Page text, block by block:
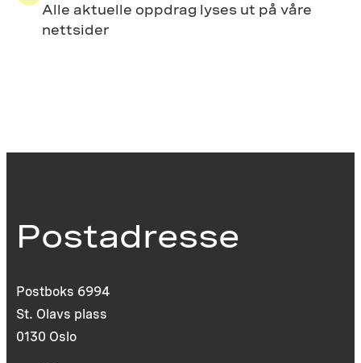
Alle aktuelle oppdrag lyses ut på våre
nettsider
Postadresse
Postboks 6994
St. Olavs plass
0130 Oslo